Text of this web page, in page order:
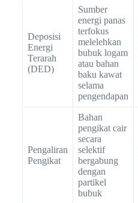
Deposisi
Energi
Terarah
(DED)
Sumber
energi panas
terfokus
melelehkan
bubuk logam
atau bahan
baku kawat
selama
pengendapan
Pengaliran
Pengikat
Bahan
pengikat cair
secara
selektif
bergabung
dengan
partikel
bubuk